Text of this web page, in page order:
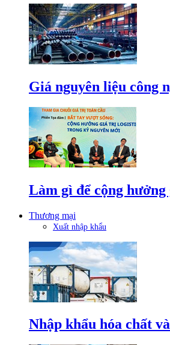
Giá nguyên liệu công
Làm gì để cộng
Thương mại
Xuất nhập khẩu
Nhập khẩu hóa chất